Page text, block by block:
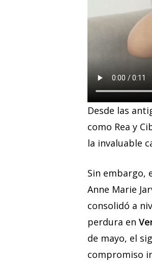
Desde las
como Rea y
la invaluable
Sin embargo,
Anne Marie
consolidó a
perdura en
de mayo, el
compromiso